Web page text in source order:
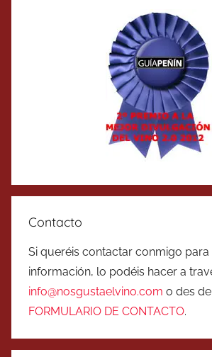
Contacto
Si queréis contactar conmigo
información, lo podéis hacer a
info@nosgustaelvino.com o des
FORMULARIO DE CONTACTO.